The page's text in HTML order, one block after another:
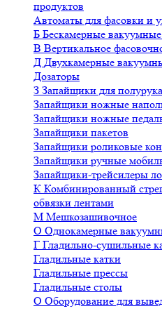
продуктов
Автоматы для фасовки и
Б Бескамерные
В Вертикальное
Д Двухкамерные
Дозаторы
З Запайщики для
Запайщики ножные
Запайщики ножные
Запайщики пакетов
Запайщики роликовые
Запайщики ручные
Запайщики-трейсилеры
К Комбинированный
обвязки лентами
М Мешкозашивочное
О Однокамерные
Г Гладильно-сушильные
Гладильные катки
Гладильные прессы
Гладильные столы
О Оборудование для